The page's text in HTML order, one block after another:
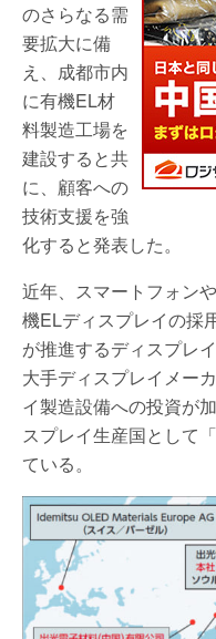
のさらなる需
要拡大に備
え、成都市内
に有機EL材
料製造工場を
建設すると共
に、顧客への
技術支援を強
化すると発表した。
近年、スマートフォン
機ELディスプレイの採
が推進するディスプレ
大手ディスプレイメー
イ製造設備への投資が
スプレイ生産国として
ている。